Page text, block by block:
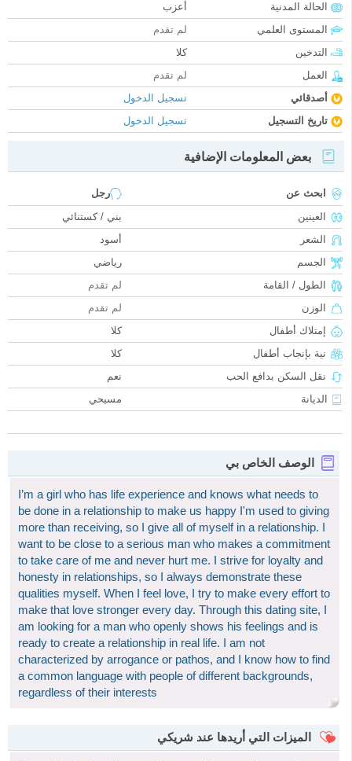
الحالة المدنية
أعزب
المستوى العلمي
لم تقدم
التدخين
كلا
العمل
لم تقدم
أصدقائي
تسجيل الدخول
تاريخ التسجيل
تسجيل الدخول
بعض المعلومات الإضافية
ابحث عن
رجل
العينين
بني / كستنائي
الشعر
أسود
الجسم
رياضي
الطول / القامة
لم تقدم
الوزن
لم تقدم
إمتلاك أطفال
كلا
نية بإنجاب أطفال
كلا
نقل السكن بدافع الحب
نعم
الديانة
مسيحي
الوصف الخاص بي
I’m a girl who has life experience and knows what needs to
be done in a relationship to make us happy I'm used to giving
more than receiving, so I give all of myself in a relationship. I
want to be close to a serious man who makes a commitment
to take care of me and never hurt me. I strive for loyalty and
honesty in relationships, so I always demonstrate these
qualities myself. When I feel love, I try to make every effort to
make that love stronger every day. Through this dating site, I
am looking for a man who openly shows his feelings and is
ready to create a relationship in real life. I am not
characterized by arrogance or pathos, and I know how to find
a common language with people of different backgrounds,
regardless of their interests
الميزات التي أريدها عند شريكي